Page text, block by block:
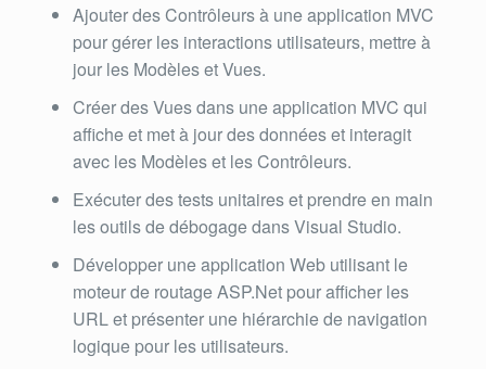
Ajouter des Contrôleurs à une application MVC
pour gérer les interactions utilisateurs, mettre à
jour les Modèles et Vues.
Créer des Vues dans une application MVC qui
affiche et met à jour des données et interagit
avec les Modèles et les Contrôleurs.
Exécuter des tests unitaires et prendre en main
les outils de débogage dans Visual Studio.
Développer une application Web utilisant le
moteur de routage ASP.Net pour afficher les
URL et présenter une hiérarchie de navigation
logique pour les utilisateurs.